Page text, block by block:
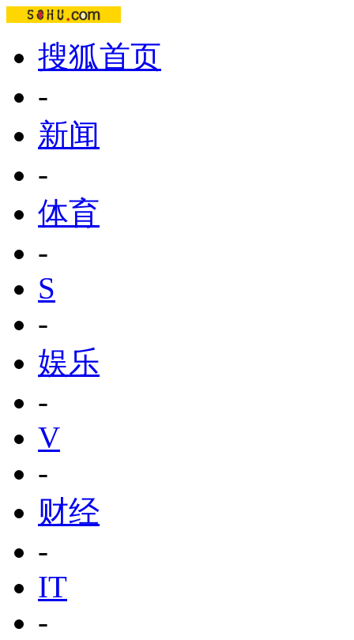
搜狐首页
-
新闻
-
体育
-
S
-
娱乐
-
V
-
财经
-
IT
-